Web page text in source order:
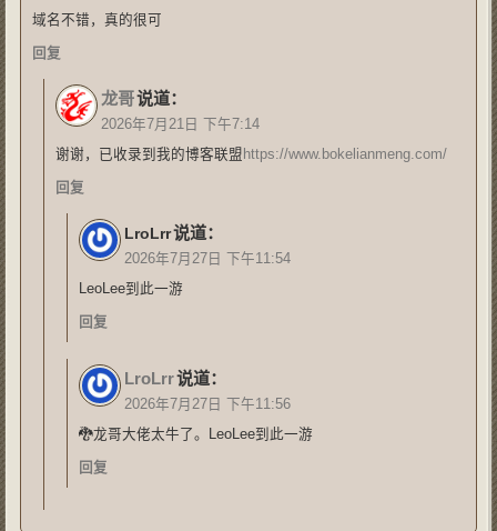
域名不错，真的很可
回复
龙哥说道：
2026年7月21日 下午7:14
谢谢，已收录到我的博客联盟 https://www.bokelianmeng.com/
回复
LroLrr说道：
2026年7月27日 下午11:54
LeoLee到此一游
回复
LroLrr说道：
2026年7月27日 下午11:56
🐉龙哥大佬太牛了。LeoLee到此一游
回复